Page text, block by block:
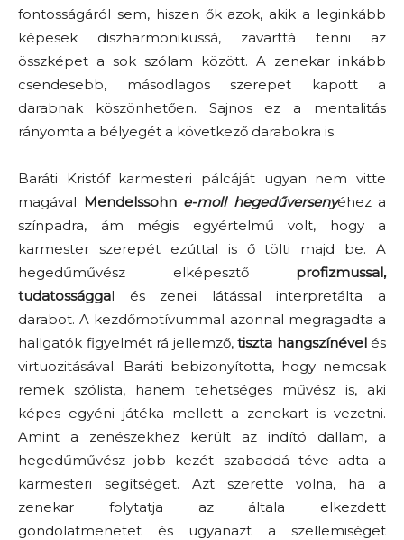
fontosságáról sem, hiszen ők azok, akik a leginkább
képesek diszharmonikussá, zavarttá tenni az
összképet a sok szólam között. A zenekar inkább
csendesebb, másodlagos szerepet kapott a
darabnak köszönhetően. Sajnos ez a mentalitás
rányomta a bélyegét a következő darabokra is.
Baráti Kristóf karmesteri pálcáját ugyan nem vitte
magával Mendelssohn e-moll hegedűversenyéhez a
színpadra, ám mégis egyértelmű volt, hogy a
karmester szerepét ezúttal is ő tölti majd be. A
hegedűművész elképesztő profizmussal,
tudatossággal és zenei látással interpretálta a
darabot. A kezdőmotívummal azonnal megragadta a
hallgatók figyelmét rá jellemző, tiszta hangszínévelés
virtuozitásával. Baráti bebizonyította, hogy nemcsak
remek szólista, hanem tehetséges művész is, aki
képes egyéni játéka mellett a zenekart is vezetni.
Amint a zenészekhez került az indító dallam, a
hegedűművész jobb kezét szabaddá téve adta a
karmesteri segítséget. Azt szerette volna, ha a
zenekar folytatja az általa elkezdett
gondolatmenetet és ugyanazt a szellemiséget